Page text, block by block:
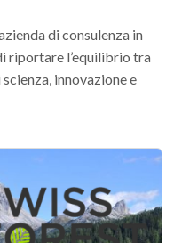
di consulenza in
riportare l’equilibrio tra
innovazione e